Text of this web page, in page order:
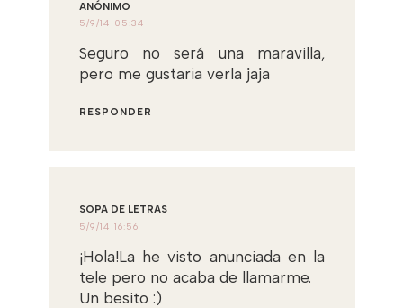
ANÓNIMO
5/9/14 05:34
Seguro no será una maravilla,
pero me gustaria verla jaja
RESPONDER
SOPA DE LETRAS
5/9/14 16:56
¡Hola!La he visto anunciada en la
tele pero no acaba de llamarme.
Un besito :)